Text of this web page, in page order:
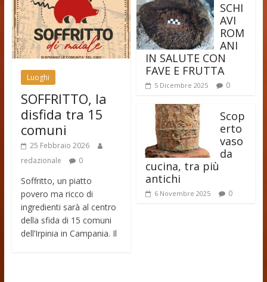
Luoghi
SOFFRITTO, la
disfida tra 15
comuni
25 Febbraio 2026
redazionale
0
Soffritto, un piatto
povero ma ricco di
ingredienti sarà al centro
della sfida di 15 comuni
dell’Irpinia in Campania. Il
SCHI
AVI
ROM
ANI
IN SALUTE CON
FAVE E FRUTTA
5 Dicembre 2025 0
Scop
erto
vaso
da
cucina, tra più
antichi
6 Novembre 2025 0